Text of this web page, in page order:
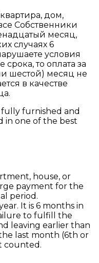
дом,
Собственники
месяц,
случаях 6
условия
то оплата за
шестой) месяц не
в качестве
furnished and
in one of the best
house, or
payment for the
period.
It is 6 months in
to fulfill the
leaving earlier than
last month (6th or
counted.